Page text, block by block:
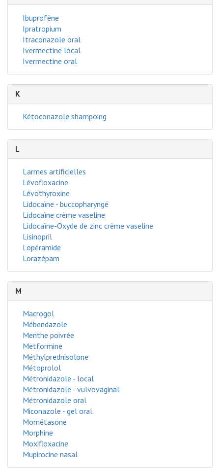
Ibuprofène
Ipratropium
Itraconazole oral
Ivermectine local
Ivermectine oral
K
Kétoconazole shampoing
L
Larmes artificielles
Lévofloxacine
Lévothyroxine
Lidocaïne - buccopharyngé
Lidocaïne crème vaseline
Lidocaïne-Oxyde de zinc crème vaseline
Lisinopril
Lopéramide
Lorazépam
M
Macrogol
Mébendazole
Menthe poivrée
Metformine
Méthylprednisolone
Métoprolol
Métronidazole - local
Métronidazole - vulvovaginal
Métronidazole oral
Miconazole - gel oral
Mométasone
Morphine
Moxifloxacine
Mupirocine nasal